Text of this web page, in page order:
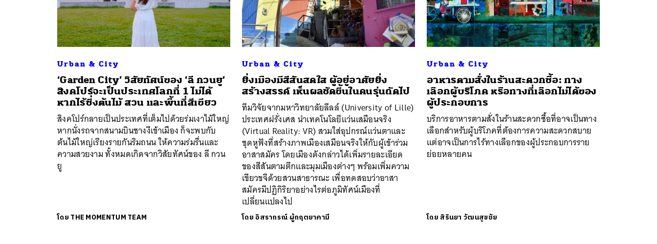
Urban & City
‘Garden City’ วิสัยทัศน์ของ ‘ลี กวนยู’
สิงคโปร์จะเป็นประเทศโลกที่ 1 ไม่ได้
หากไร้ซึ่งต้นไม้ สวน และพื้นที่สีเขียว
สิงคโปร์กลายเป็นประเทศที่เต็มไปด้วยร่มเงาไม้ใหญ่
หากนั่งรถจากสนามบินชางงีเข้าเมือง ก็จะพบกับ
ต้นไม้ใหญ่เรียงรายกันริมถนน ให้ความร่มรื่นและ
ความสวยงาม ทั้งหมดเกิดจากวิสัยทัศน์ของ ลี กวน
ยู
โดย THE MOMENTUM TEAM
Urban & City
ยิ่งเมืองมีสีสันสดใส ผู้อยู่อาศัยยิ่ง
สร้างสรรค์ เห็นผลชัดขึ้นในคนรุ่นถัดไป
ทีมวิจัยจากมหาวิทยาลัยลีลล์ (University of Lille)
ประเทศฝรั่งเศส นำเทคโนโลยีแว่นเสมือนจริง
(Virtual Reality: VR) สวมใส่อุปกรณ์แว่นตาและ
ชุดหูฟังที่สร้างภาพเมืองเสมือนจริงให้กับผู้เข้าร่วม
อาสาสมัคร โดยเมืองดังกล่าวได้เพิ่มรายละเอียด
ของสีสันตามตึกและมุมเมืองต่างๆ พร้อมเพิ่มความ
เขียวขจีด้วยสวนสาธารณะ เพื่อทดสอบว่าอาสา
สมัครมีปฏิกิริยาอย่างไรต่อภูมิทัศน์เมืองที่
เปลี่ยนแปลงไป
โดย อิสรากรณ์ ผู้กฤตยาคามี
Urban & City
อาหารตามสั่งในร้านสะดวกซื้อ: ทาง
เลือกผู้บริโภค หรือทางที่เลือกไม่ได้ของ
ผู้ประกอบการ
บริการอาหารตามสั่งในร้านสะดวกซื้อที่อาจเป็นทาง
เลือกสำหรับผู้บริโภคที่ต้องการความสะดวกสบาย
แต่อาจเป็นการไร้ทางเลือกของผู้ประกอบการราย
ย่อยหลายคน
โดย สิรินยา วัฒนสุขชัย